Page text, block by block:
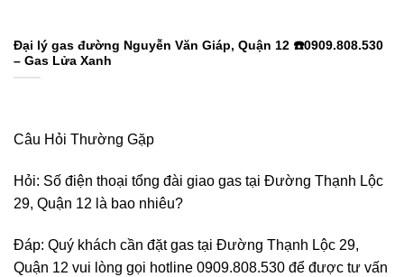
Đại lý gas đường Nguyễn Văn Giáp, Quận 12 ☎️0909.808.530
– Gas Lửa Xanh
Câu Hỏi Thường Gặp
Hỏi: Số điện thoại tổng đài giao gas tại Đường Thạnh Lộc
29, Quận 12 là bao nhiêu?
Đáp: Quý khách cần đặt gas tại Đường Thạnh Lộc 29,
Quận 12 vui lòng gọi hotline 0909.808.530 để được tư vấn